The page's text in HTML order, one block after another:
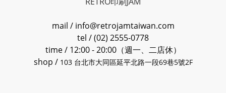
mail / info@retrojamtaiwan.com
tel / (02) 2555-0778
time / 12:00 - 20:00（週一、二店休）
shop / 103 台北市大同區延平北路一段69巷5號2F